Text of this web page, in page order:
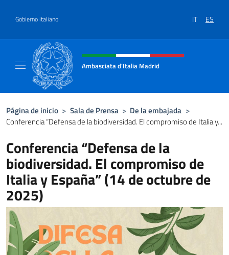
Gobierno italiano IT ES
Encabezado del sitio web,
Ambasciata d'Italia Madrid
Página de inicio > Sala de Prensa > De la embajada >
Conferencia “Defensa de la biodiversidad. El compromiso de Italia y...
Conferencia “Defensa de la
biodiversidad. El compromiso de
Italia y España” (14 de octubre de
2025)